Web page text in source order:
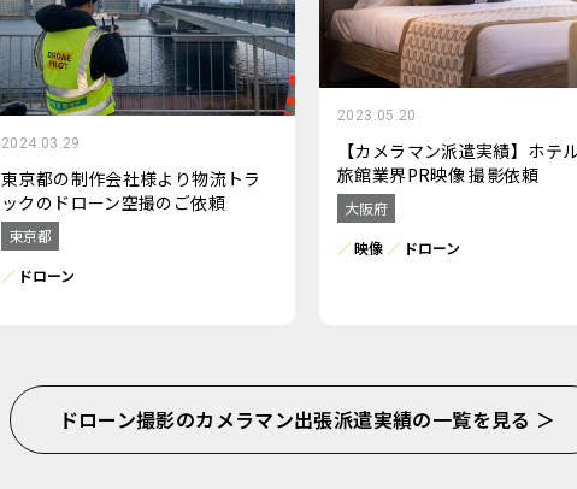
2024.03.29
東京都の制作会社様より物流トラ
ックのドローン空撮のご依頼
東京都
ドローン
2023.05.20
【カメラマン派遣実績】ホテ
旅館業界PR映像 撮影依頼
大阪府
映像
ドローン
ドローン撮影のカメラマン出張派遣実績の一覧を見る ＞